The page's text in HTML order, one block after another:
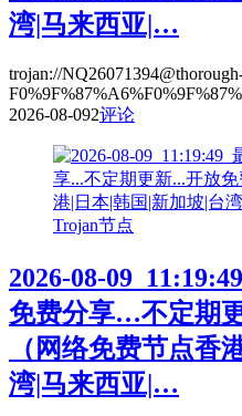
湾|马来西亚|…
trojan://
2026-08-092评论
Trojan节点
2026-08-
免费分享…不定期
（网络免费节点香
湾|马来西亚|…